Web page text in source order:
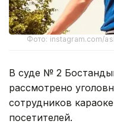
Фото: instagram.com/
В суде № 2
рассмотрено
сотрудников
посетителей.